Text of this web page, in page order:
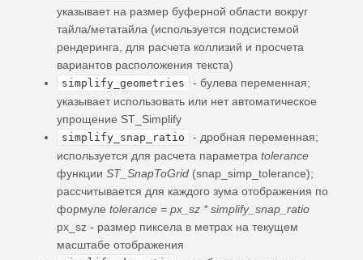
указывает на размер буферной области вокруг
тайла/метатайла (используется подсистемой
рендеринга, для расчета коллизий и просчета
вариантов расположения текста)
simplify_geometries
- булева переменная;
указывает использовать или нет автоматическое
упрощение ST_Simplify
simplify_snap_ratio
- дробная переменная;
используется для расчета параметра tolerance
функции ST_SnapToGrid (snap_simp_tolerance);
расcчитывается для каждого зума отображения по
формуле tolerance = px_sz * simplify_snap_ratio
px_sz - размер пиксела в метрах на текущем
масштабе отображения